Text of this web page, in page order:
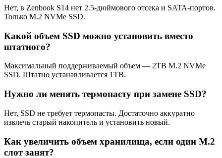
Нет, в Zenbook S14 нет 2.5-дюймового отсека и SATA-портов.
Только M.2 NVMe SSD.
Какой объем SSD можно установить вместо
штатного?
Максимальный поддерживаемый объем — 2TB M.2 NVMe
SSD. Штатно устанавливается 1TB.
Нужно ли менять термопасту при замене SSD?
Нет, SSD не требует термопасты. Достаточно аккуратно
извлечь старый накопитель и установить новый.
Как увеличить объем хранилища, если один M.2
слот занят?